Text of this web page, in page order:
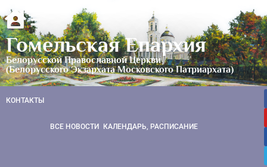
Гомельская Епархия
Белорусской Православной Церкви
(Белорусского Экзархата Московского Патриархата)
КОНТАКТЫ
ВСЕ НОВОСТИ КАЛЕНДАРЬ, РАСПИСАНИЕ